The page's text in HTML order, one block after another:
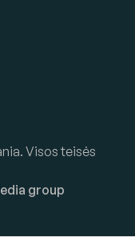
Visos teisės
group